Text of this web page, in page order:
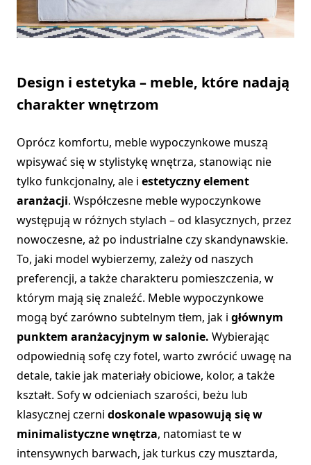
Design i estetyka – meble, które nadają
charakter wnętrzom
Oprócz komfortu, meble wypoczynkowe muszą
wpisywać się w stylistykę wnętrza, stanowiąc nie
tylko funkcjonalny, ale i estetyczny element
aranżacji. Współczesne meble wypoczynkowe
występują w różnych stylach – od klasycznych, przez
nowoczesne, aż po industrialne czy skandynawskie.
To, jaki model wybierzemy, zależy od naszych
preferencji, a także charakteru pomieszczenia, w
którym mają się znaleźć. Meble wypoczynkowe
mogą być zarówno subtelnym tłem, jak i głównym
punktem aranżacyjnym w salonie. Wybierając
odpowiednią sofę czy fotel, warto zwrócić uwagę na
detale, takie jak materiały obiciowe, kolor, a także
kształt. Sofy w odcieniach szarości, beżu lub
klasycznej czerni doskonale wpasowują się w
minimalistyczne wnętrza, natomiast te w
intensywnych barwach, jak turkus czy musztarda,